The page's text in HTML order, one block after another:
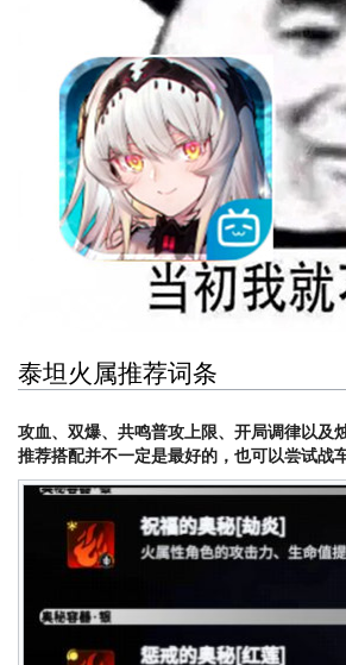
泰坦火属推荐词条
攻血、双爆、共鸣普攻上限、开局调律以及
推荐搭配并不一定是最好的，也可以尝试战